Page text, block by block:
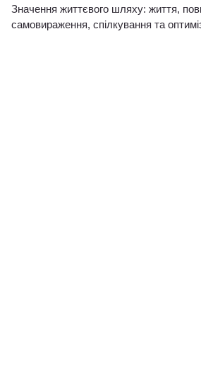
Значення життєвого шляху: життя,
самовираження, спілкування та